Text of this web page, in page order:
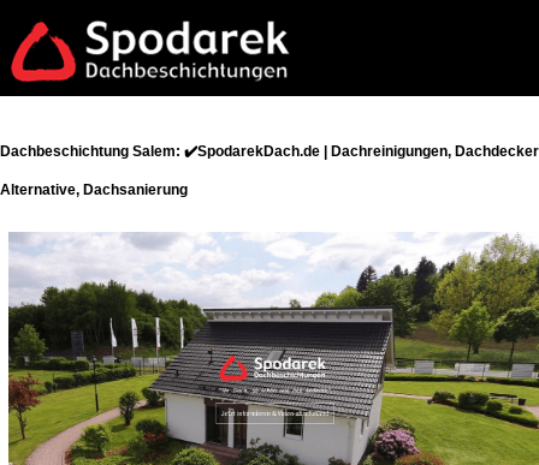
Dachbeschichtung Salem: ✔️SpodarekDach.de | Dachreinigungen, Dachdecker
Alternative, Dachsanierung